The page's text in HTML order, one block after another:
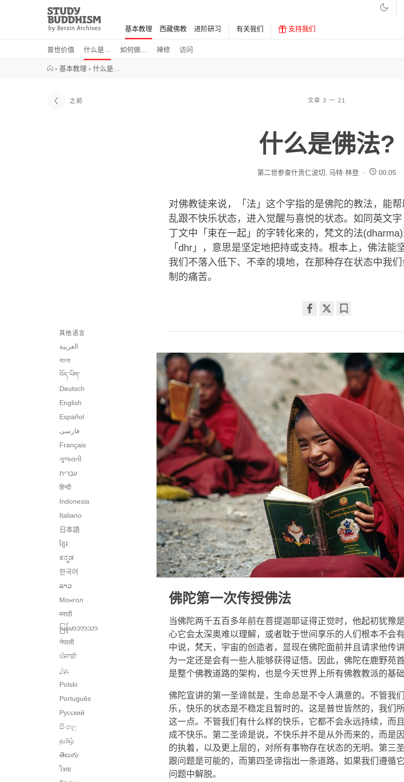
Study
Buddhism
Home
基本教理
普世价值 什么是… 如何做… 禅修 访问
西藏佛教 进阶研习 有关我们 支持我们
› 基本教理 › 什么是…
之前 文章 3 一 21
什么是佛法?
第二世参查什贡仁波切 马特·林登 00:05
对佛教徒来说，「法」这个字指的是佛陀的教法，能
乱跟不快乐状态，进入觉醒与喜悦的状态。如同英文
丁文中「束在一起」的字转化来的，梵文的法
「dhr」，意思是坚定地把持或支持。根本上，佛法能
我们不落入低下、不幸的境地，在那种存在状态中我
制的痛苦。
on
其他语言
العربية
বাংলা
བོད་ཡིག་
Deutsch
English
Español
فارسی
Français
ગુજરાતી
हिन्दी
Indonesia
Italiano
日本語
ខ្មែរ
ಕನ್ನಡ
한국어
ລາວ
Монгол
मराठी
မြန်မာဘာသာ
नेपाली
ਪੰਜਾਬੀ
پنجابی
Polski
Português
Русский
සිංහල
தமிழ்
తెలుగు
ไทย
佛陀第一次传授佛法
当佛陀两千五百多年前在菩提迦耶证得正觉时，他起初犹豫
心它会太深奥难以理解，或者耽于世间享乐的人们根本不会
中说，梵天，宇宙的创造者，显现在佛陀面前并且请求他传
为一定还是会有一些人能够获得证悟。因此，佛陀在鹿野苑
是整个佛教道路的架构，也是今天世界上所有佛教教派的基础
佛陀宣讲的第一圣谛就是，生命总是不令人满意的。不管我
乐，快乐的状态是不稳定且暂时的。这是普世皆然的，我们
这一点。不管我们有什么样的快乐，它都不会永远持续，而
成不快乐。第二圣谛是说，不快乐并不是从外而来的，而是
的执着，以及更上层的，对所有事物存在状态的无明。第三
跟问题是可能的，而第四圣谛指出一条道路，如果我们遵循
问题中解脱。